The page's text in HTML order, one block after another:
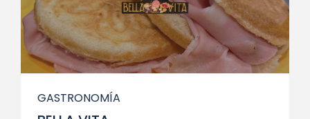
GASTRONOMÍA